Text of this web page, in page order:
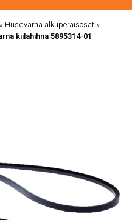
» Husqvarna alkuperäisosat »
kiilahihna 5895314-01